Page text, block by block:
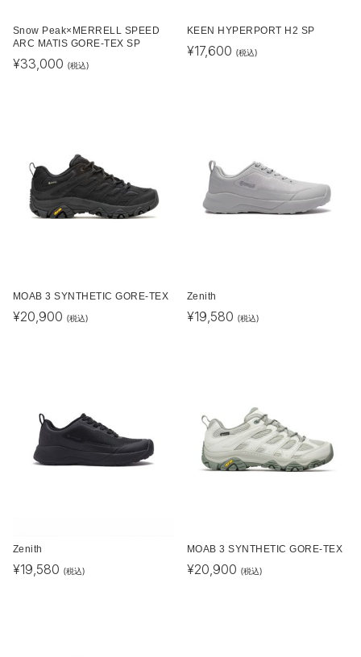
Snow Peak×MERRELL SPEED
ARC MATIS GORE-TEX SP
¥33,000 (税込)
KEEN HYPERPORT H2 SP
¥17,600 (税込)
MOAB 3 SYNTHETIC GORE-TEX
¥20,900 (税込)
Zenith
¥19,580 (税込)
Zenith
¥19,580 (税込)
MOAB 3 SYNTHETIC GORE-TEX
¥20,900 (税込)